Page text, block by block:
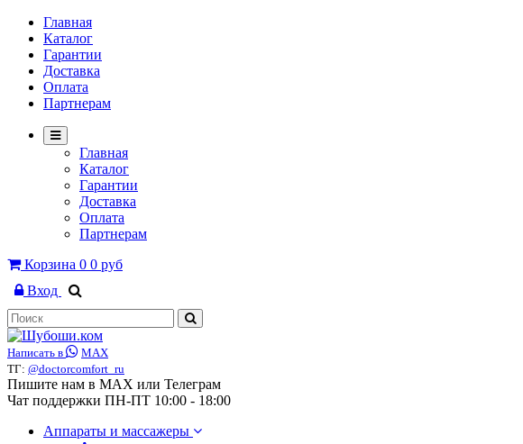
Главная
Каталог
Гарантии
Доставка
Оплата
Партнерам
Главная
Каталог
Гарантии
Доставка
Оплата
Партнерам
Корзина 0 0 руб
Вход
Написать в
MAX
ТГ: @doctorcomfort_ru
Пишите нам в MAX или Телеграм
Чат поддержки ПН-ПТ 10:00 - 18:00
Аппараты и массажеры